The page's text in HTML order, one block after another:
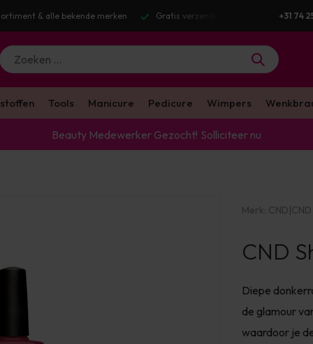
v.a. €100 excl. BTW Voor 16:00 besteld? Dezelfde werkdag verstuurd
+31 74
Tools Manicure Pedicure Wimpers
Beauty Medewerker Gezocht! Solliciteer nu
Merk: CND|
CND
Diepe
de glamour
waardoor je